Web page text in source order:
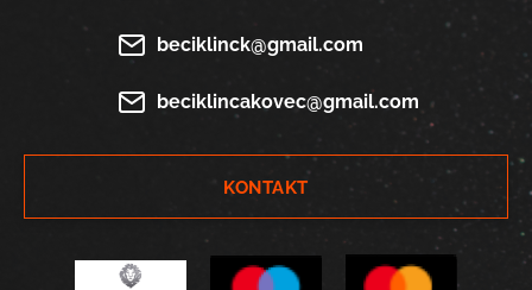
beciklinck@gmail.com
beciklincakovec@gmail.com
KONTAKT